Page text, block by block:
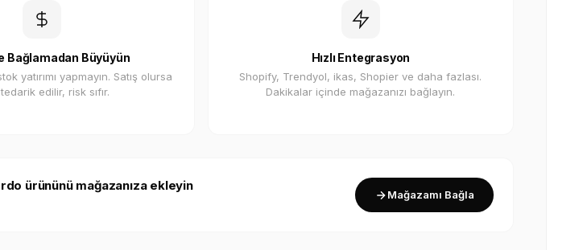
Bağlamadan Büyüyün
yatırımı yapmayın. Satış olursa
edilir, risk sıfır.
Hızlı Entegrasyon
Shopify, Trendyol, ikas, Shopier ve daha fazlası.
Dakikalar içinde mağazanızı bağlayın.
ürününü mağazanıza ekleyin
Mağazamı Bağla